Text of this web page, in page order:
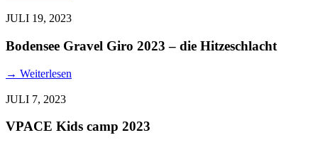
JULI 19, 2023
Bodensee Gravel Giro 2023 – die Hitzeschlacht
→ Weiterlesen
JULI 7, 2023
VPACE Kids camp 2023